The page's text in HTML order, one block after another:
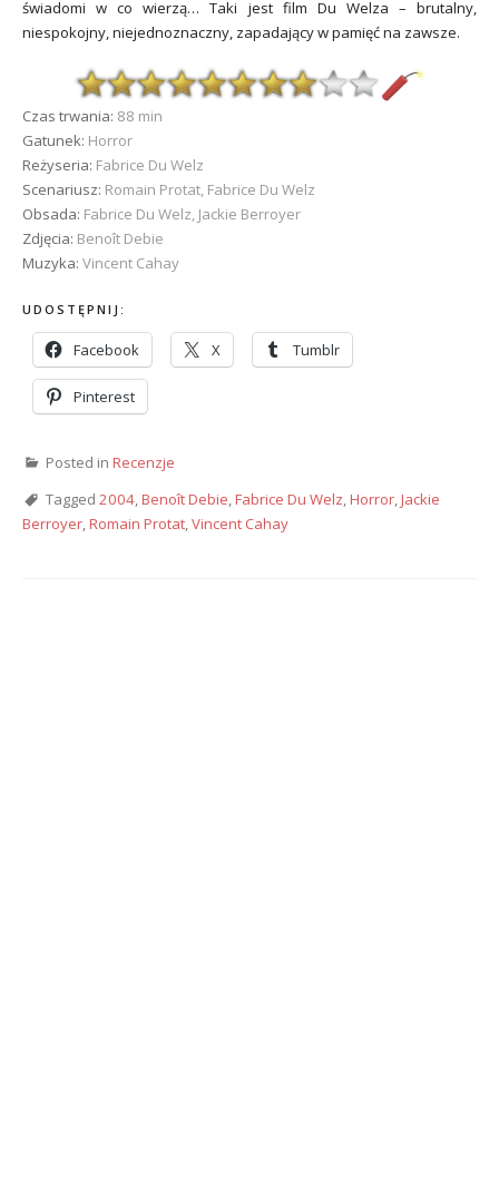
świadomi w co wierzą… Taki jest film Du Welza – brutalny,
niespokojny, niejednoznaczny, zapadający w pamięć na zawsze.
Czas trwania: 88 min
Gatunek: Horror
Reżyseria: Fabrice Du Welz
Scenariusz: Romain Protat, Fabrice Du Welz
Obsada: Fabrice Du Welz, Jackie Berroyer
Zdjęcia: Benoît Debie
Muzyka: Vincent Cahay
UDOSTĘPNIJ:
Facebook X Tumblr
Pinterest
Posted in Recenzje
Tagged 2004,Benoît Debie,Fabrice Du Welz,Horror,Jackie
Berroyer,Romain Protat,Vincent Cahay